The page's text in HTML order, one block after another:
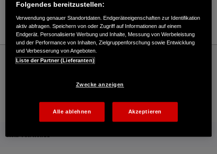
02132 / 8668
E-Mail
Honda
Rasen und Garten
Motoren Missing GmbH - Garten – Honda - HONDA Deutschland Offizielle Website |
Mehr von Honda
Folgendes bereitzustellen:
Verwendung genauer Standortdaten. Endgeräteeigenschaften zur Identifikation
aktiv abfragen. Speichern von oder Zugriff auf Informationen auf einem
Endgerät. Personalisierte Werbung und Inhalte, Messung von Werbeleistung
und der Performance von Inhalten, Zielgruppenforschung sowie Entwicklung
und Verbesserung von Angeboten.
Liste der Partner (Lieferanten)
Zwecke anzeigen
Alle ablehnen Akzeptieren